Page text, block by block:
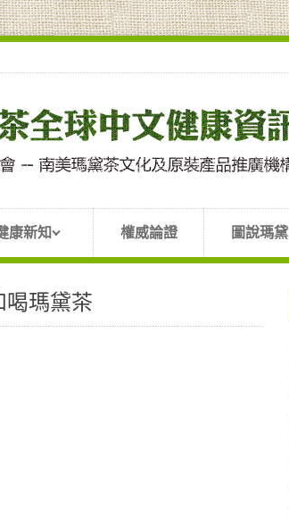
康新知 權威論證 圖說瑪黛
喝瑪黛茶